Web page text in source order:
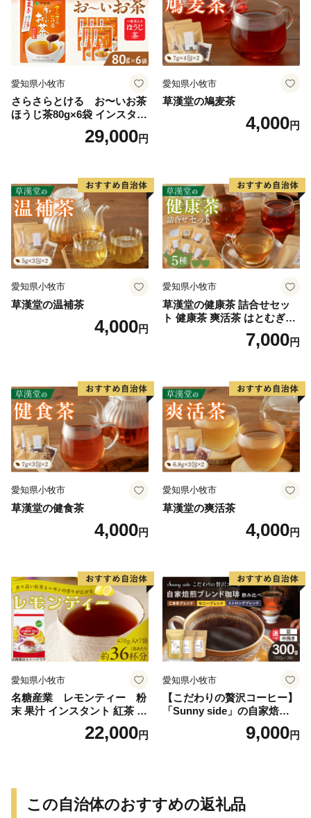
愛知県小牧市
さらさらとける お〜いお茶
ほうじ茶80g×6袋 インスタン
トほうじ茶 粉末ほうじ茶 粉
末茶 おーいお茶 粉末緑茶
29,000円
愛知県小牧市
草漢堂の鳩麦茶
4,000円
愛知県小牧市
草漢堂の温補茶
4,000円
愛知県小牧市
草漢堂の健康茶 詰合せセッ
ト 健康茶 爽活茶 はとむぎ茶
温補茶 健食茶 和漢紅茶 お茶
7,000円
愛知県小牧市
草漢堂の健食茶
4,000円
愛知県小牧市
草漢堂の爽活茶
4,000円
愛知県小牧市
名糖産業 レモンティー 粉
末 果汁 インスタント 紅茶 ビ
タミンC 袋 ロングセラー 粉
末飲料 粉末茶 簡単 手軽 ホッ
22,000円
愛知県小牧市
【こだわりの贅沢コーヒー】
「Sunny side」の自家焙煎珈
琲ブレンド珈琲飲み比べセッ
9,000円
この自治体のおすすめの返礼品